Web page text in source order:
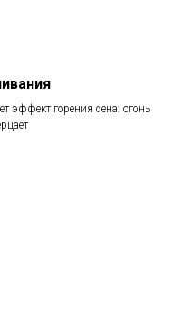
эффект горения сена: огонь